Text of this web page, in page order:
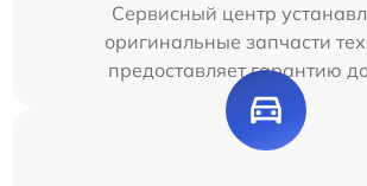
Сервисный центр
оригинальные запчасти
предоставляет гарантию